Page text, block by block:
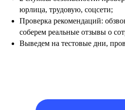
юрлица, трудовую, соцсети;
Проверка рекомендаций:
соберем реальные отзывы о
Выведем на тестовые дни,